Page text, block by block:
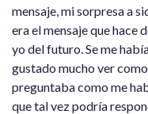
mensaje, mi sorpresa a
era el mensaje que hace
yo del futuro. Se me
gustado mucho ver
preguntaba como me
que tal vez podría